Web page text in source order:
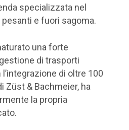
specializzata nel
e fuori sagoma.
una forte
di trasporti
di oltre 100
Züst & Bachmeier, ha
la propria